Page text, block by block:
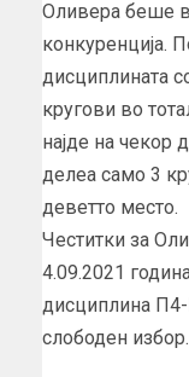
Оливера беше
конкуренција.
дисциплината
кругови во
најде на чекор
делеа само 3
деветто место.
Честитки за
4.09.2021
дисциплина
слободен избор.